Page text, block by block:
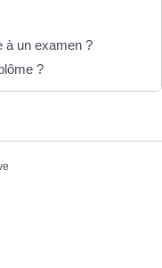
à un examen ?
?